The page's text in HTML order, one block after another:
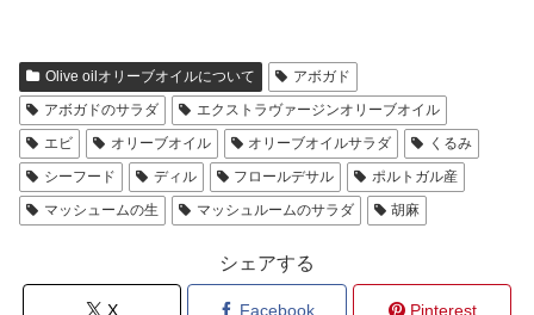
Olive oilオリーブオイルについて
アボガド
アボガドのサラダ
エクストラヴァージンオリーブオイル
エビ
オリーブオイル オリーブオイルサラダ
くるみ
シーフード
ディル フロールデサル
ポルトガル産
マッシュームの生
マッシュルームのサラダ 胡麻
シェアする
X Facebook Pinterest